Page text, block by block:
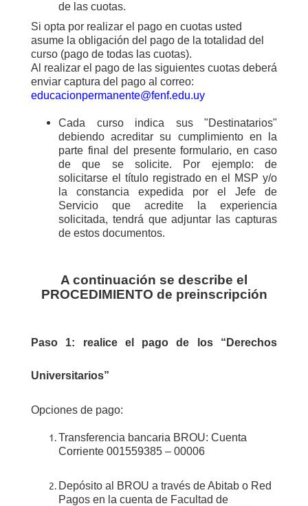
de las cuotas.
Si opta por realizar el pago en cuotas usted
asume la obligación del pago de la totalidad del
curso (pago de todas las cuotas).
Al realizar el pago de las siguientes cuotas deberá
enviar captura del pago al correo:
educacionpermanente@fenf.edu.uy
Cada curso indica sus "Destinatarios"
debiendo acreditar su cumplimiento en la
parte final del presente formulario, en caso
de que se solicite. Por ejemplo: de
solicitarse el título registrado en el MSP y/o
la constancia expedida por el Jefe de
Servicio que acredite la experiencia
solicitada, tendrá que adjuntar las capturas
de estos documentos.
A continuación se describe el
PROCEDIMIENTO de preinscripción
Paso 1: realice el pago de los “Derechos
Universitarios”
Opciones de pago:
Transferencia bancaria BROU: Cuenta
Corriente 001559385 – 00006
Depósito al BROU a través de Abitab o Red
Pagos en la cuenta de Facultad de